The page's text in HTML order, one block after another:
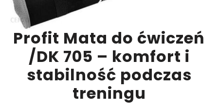
Profit Mata do ćwiczeń
/DK 705 – komfort i
stabilność podczas
treningu